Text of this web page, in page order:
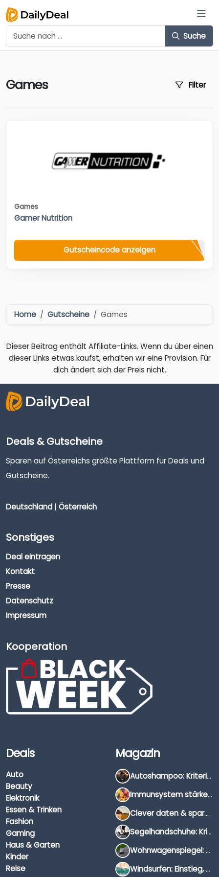
Suche
Games Filter
Games
Gamer Nutrition
Gutscheincode anzeigen
Home Gutscheine Games
Dieser Beitrag enthält Affiliate-Links. Wenn du über einen
dieser Links etwas kaufst, erhalten wir eine Provision. Für
dich ändert sich der Preis nicht.
Deals & Gutscheine
Sparen auf Österreichs größte Plattform für Deals und
Gutscheine.
Deutschland | Österreich
Sonstiges
Deal eintragen
Kontakt
Presse
Datenschutz
Impressum
Kooperation
Deals
Auto
Beauty
Elektronik
Essen & Trinken
Fashion
Gaming
Haus & Garten
Kinder
Reise
Magazin
Autoshampoo: Kriterien, Unterschiede & Anwendung
Immunsystem stärken: Hausmittel, Vitamine & Wissenswertes
Clever daten & sparen: So findest du die besten Deals für Dates und Unternehmungen
Segelhandschuhe: Kriterien, Materialien & Tipps
Wohnwagenspiegel: Auswahl, Preise & Montage
Windsurfen: Einstieg, Ausrüstung & Tipps